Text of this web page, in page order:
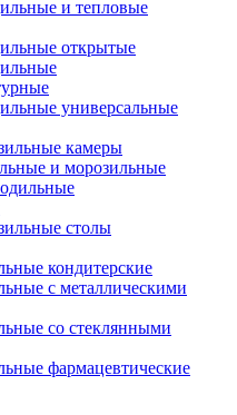
и тепловые
открытые
универсальные
камеры
и морозильные
столы
кондитерские
с металлическими
со стеклянными
фармацевтические